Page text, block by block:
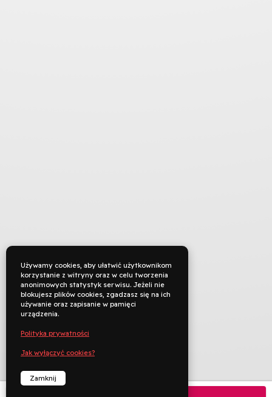
TYTUŁ ORYGINALNY
Używamy cookies, aby ułatwić użytkownikom
korzystanie z witryny oraz w celu tworzenia
anonimowych statystyk serwisu. Jeżeli nie
blokujesz plików cookies, zgadzasz się na ich
używanie oraz zapisanie w pamięci
urządzenia.
Polityka prywatności
Jak wyłączyć cookies?
Zamknij